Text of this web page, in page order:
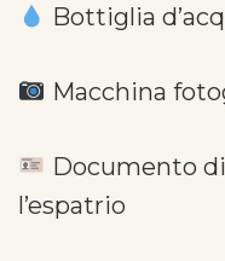
Bottiglia
Macchina
Documento
l’espatrio